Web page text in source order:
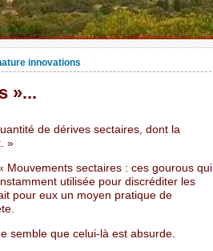
innovations
»...
de dérives sectaires, dont la
»
Mouvements sectaires : ces gourous qui
utilisée pour discréditer les
pour eux un moyen pratique de
semble que celui-là est absurde.